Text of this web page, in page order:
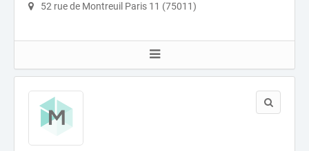
52 rue de Montreuil Paris 11 (75011)